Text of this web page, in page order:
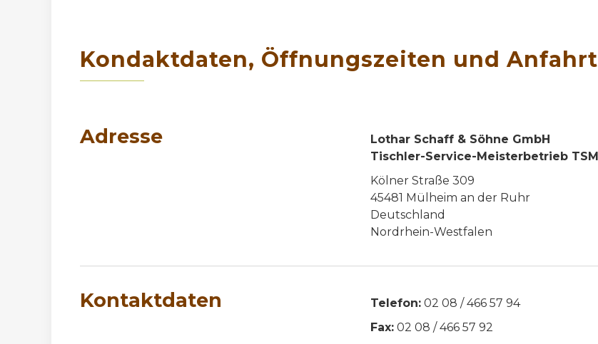
Kondaktdaten, Öffnungszeiten und Anfahrt
Adresse
Lothar Schaff & Söhne GmbH
Tischler-Service-Meisterbetrieb TSM
Kölner Straße 309
45481 Mülheim an der Ruhr
Deutschland
Nordrhein-Westfalen
Kontaktdaten Telefon:02 08 / 466 57 94
Fax:02 08 / 466 57 92